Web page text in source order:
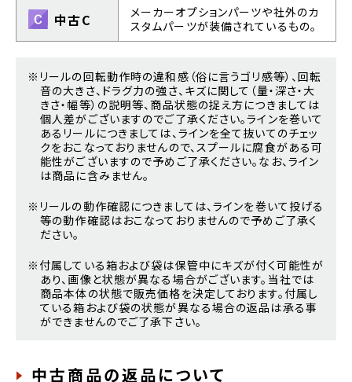
中古C
メーカーオプションパーツや社外のカ
スタムパーツが装備されているもの。
※リールの回転動作時の違和感（俗に言うゴリ感等）、回転
音の大きさ、ドラグ力の強さ、キズに関して（量・深さ・大
きさ・幅等）の説明等、商品状態の捉え方につきましては
個人差がございますのでご了承ください。ラインを巻いて
あるリールにつきましては、ラインを全て抜いてのチェッ
クをおこなっておりませんので、スプールに腐食がある可
能性がございますので予めご了承ください。なお、ライン
は商品に含みません。
※リールの動作確認につきましては、ラインを巻いて投げる
等の動作確認はおこなっておりませんので予めご了承く
ださい。
※付属している箱および袋は保管中にキズが付く可能性が
あり、画像と状態が異なる場合がございます。当社では
商品本体の状態で販売価格を決定しております。付属し
ている箱および袋の状態が異なる場合の返品は承る事
ができませんのでご了承下さい。
中古商品の返品について